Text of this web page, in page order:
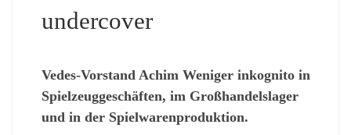
undercover
Vedes-Vorstand Achim Weniger inkognito in
Spielzeuggeschäften, im Großhandelslager
und in der Spielwarenproduktion.